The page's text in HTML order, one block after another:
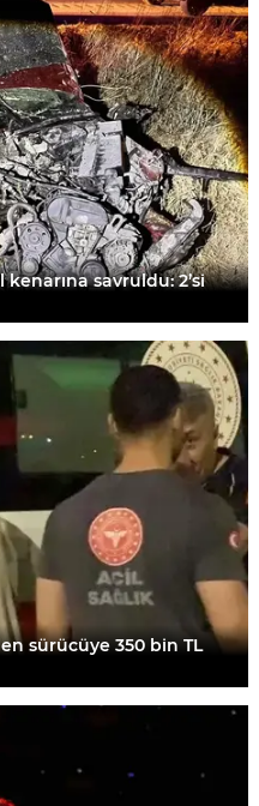
savruldu: 2’si
sürücüye 350 bin TL